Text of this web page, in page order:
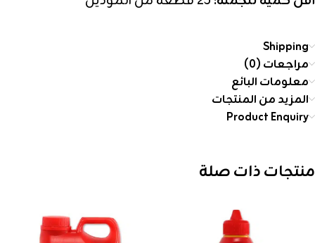
Shipping
مراجعات (0)
معلومات البائع
المزيد من المنتجات
Product Enquiry
منتجات ذات صلة